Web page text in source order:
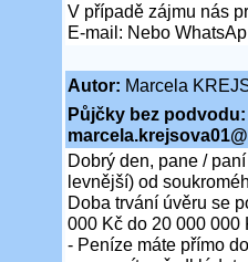
V případě zájmu nás
E-mail: Nebo
Autor: Marcela
Půjčky bez podvodu:
Dobrý den, pane /
levnější) od
Doba trvání úvěru se
000 Kč do 20 000 000
- Peníze máte přímo